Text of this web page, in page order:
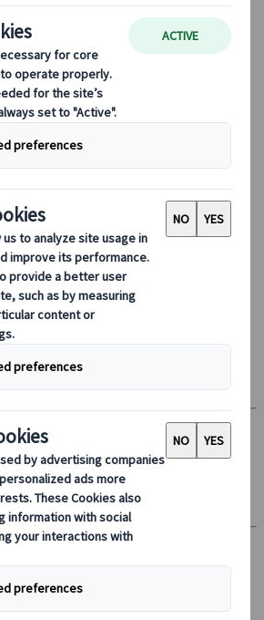
évszakok szerint
látnivalók
vonattal
keresztül
| Találat
21 )
(4)